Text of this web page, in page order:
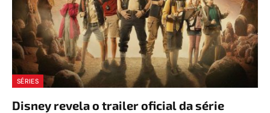
SÉRIES
Disney revela o trailer oficial da série